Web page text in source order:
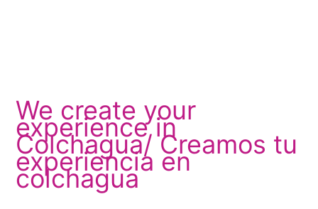
We create your
experience in
Colchagua/ Creamos tu
experiencia en
colchagua